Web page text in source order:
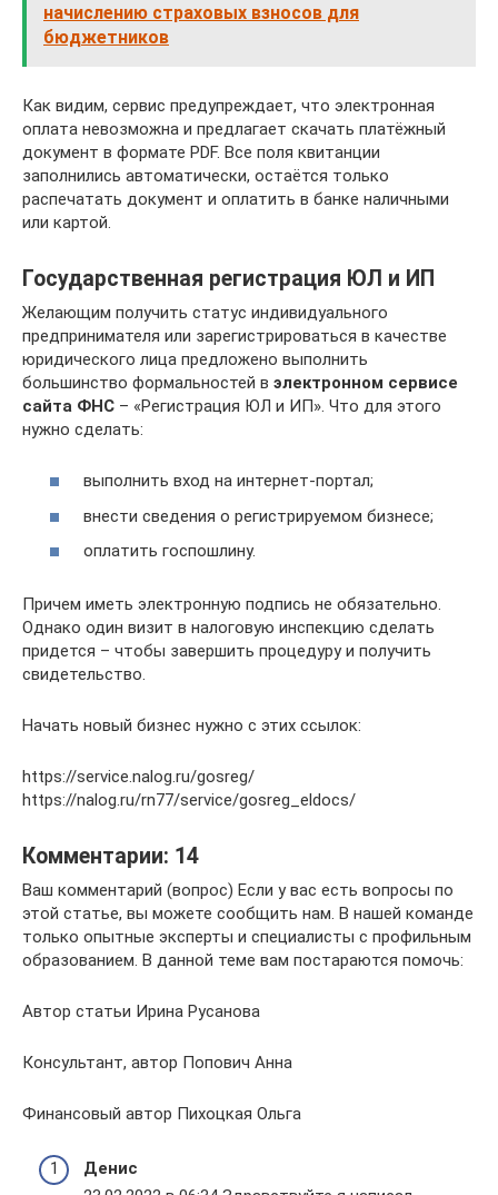
начислению страховых взносов для
бюджетников
Как видим, сервис предупреждает, что электронная
оплата невозможна и предлагает скачать платёжный
документ в формате PDF. Все поля квитанции
заполнились автоматически, остаётся только
распечатать документ и оплатить в банке наличными
или картой.
Государственная регистрация ЮЛ и ИП
Желающим получить статус индивидуального
предпринимателя или зарегистрироваться в качестве
юридического лица предложено выполнить
большинство формальностей в электронном сервисе
сайта ФНС – «Регистрация ЮЛ и ИП». Что для этого
нужно сделать:
выполнить вход на интернет-портал;
внести сведения о регистрируемом бизнесе;
оплатить госпошлину.
Причем иметь электронную подпись не обязательно.
Однако один визит в налоговую инспекцию сделать
придется – чтобы завершить процедуру и получить
свидетельство.
Начать новый бизнес нужно с этих ссылок:
https://service.nalog.ru/gosreg/
https://nalog.ru/rn77/service/gosreg_eldocs/
Комментарии: 14
Ваш комментарий (вопрос) Если у вас есть вопросы по
этой статье, вы можете сообщить нам. В нашей команде
только опытные эксперты и специалисты с профильным
образованием. В данной теме вам постараются помочь:
Автор статьи Ирина Русанова
Консультант, автор Попович Анна
Финансовый автор Пихоцкая Ольга
Денис